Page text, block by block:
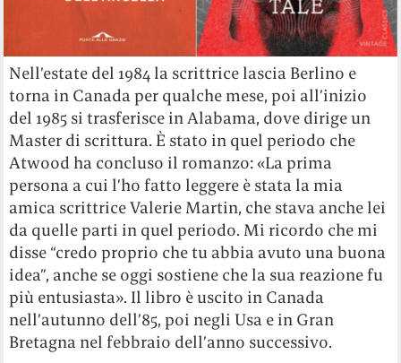
Nell’estate del 1984 la scrittrice lascia Berlino e
torna in Canada per qualche mese, poi all’inizio
del 1985 si trasferisce in Alabama, dove dirige un
Master di scrittura. È stato in quel periodo che
Atwood ha concluso il romanzo: «La prima
persona a cui l’ho fatto leggere è stata la mia
amica scrittrice Valerie Martin, che stava anche lei
da quelle parti in quel periodo. Mi ricordo che mi
disse “credo proprio che tu abbia avuto una buona
idea”, anche se oggi sostiene che la sua reazione fu
più entusiasta». Il libro è uscito in Canada
nell’autunno dell’85, poi negli Usa e in Gran
Bretagna nel febbraio dell’anno successivo.